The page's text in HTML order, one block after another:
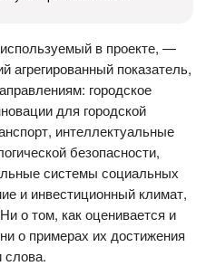
в проекте, —
агрегированный показатель,
городское
для городской
интеллектуальные
безопасности,
системы социальных
и инвестиционный климат,
о том, как оценивается и
о примерах их достижения
слова.